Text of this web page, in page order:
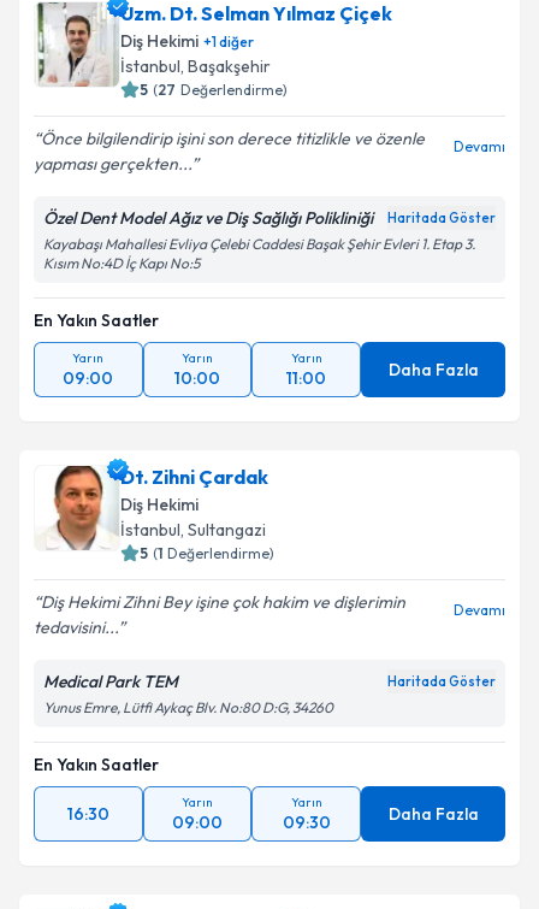
Uzm. Dt. Selman Yılmaz Çiçek
Diş Hekimi +1diğer
İstanbul, Başakşehir
5 (27 Değerlendirme)
Önce bilgilendirip işini son derece titizlikle ve özenle
yapması gerçekten...
Devamı
Özel Dent Model Ağız ve Diş Sağlığı Polikliniği Haritada Göster
Kayabaşı Mahallesi Evliya Çelebi Caddesi Başak Şehir Evleri 1. Etap 3.
Kısım No:4D İç Kapı No:5
En Yakın Saatler
Yarın
09:00
Yarın
10:00
Yarın
11:00 Daha Fazla
Dt. Zihni Çardak
Diş Hekimi
İstanbul, Sultangazi
5 (1 Değerlendirme)
Diş Hekimi Zihni Bey işine çok hakim ve dişlerimin
tedavisini...
Devamı
Medical Park TEM Haritada Göster
Yunus Emre, Lütfi Aykaç Blv. No:80 D:G, 34260
En Yakın Saatler
16:30
Yarın
09:00
Yarın
09:30 Daha Fazla